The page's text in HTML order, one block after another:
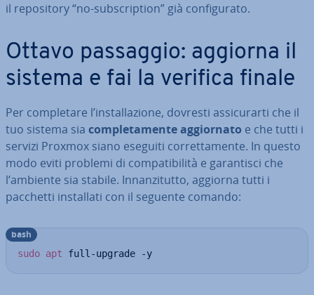
il re­po­si­to­ry “no-sub­scrip­tion” già con­fi­gu­ra­to.
Ottavo passaggio: aggiorna il
sistema e fai la verifica finale
Per com­ple­ta­re l’in­stal­la­zio­ne, dovresti as­si­cu­rar­ti che il
tuo sistema sia com­ple­ta­men­te ag­gior­na­to e che tutti i
servizi Proxmox siano eseguiti cor­ret­ta­men­te. In questo
modo eviti problemi di com­pa­ti­bi­li­tà e ga­ran­ti­sci che
l’ambiente sia stabile. In­nan­zi­tut­to, aggiorna tutti i
pacchetti in­stal­la­ti con il seguente comando:
sudo apt full-upgrade -y
bash